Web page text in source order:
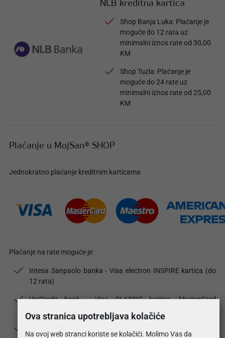
NLB kreditna kartica
Shop Banja Luka: Plaćanje je
moguće do 12 rata uz
minimalni iznos rate od 30,00
KM
Shop Tuzla: Plaćanje je
moguće do 24 rate uz
minimalni iznos rate od 25,00
KM
Plaćanje u MojSan® SHOP
Jednokratno plaćanje kreditnim karticama
Plaćanje na rate moguće je:
Intesa Sanpaolo banka - Visa electron INSPIRE kartica (do
12 rata)
UniCredit bank - Visa CLASSIC kartica, MasterCard
Ova stranica upotrebljava kolačiće
Na ovoj web stranci koriste se kolačići. Molimo Vas da